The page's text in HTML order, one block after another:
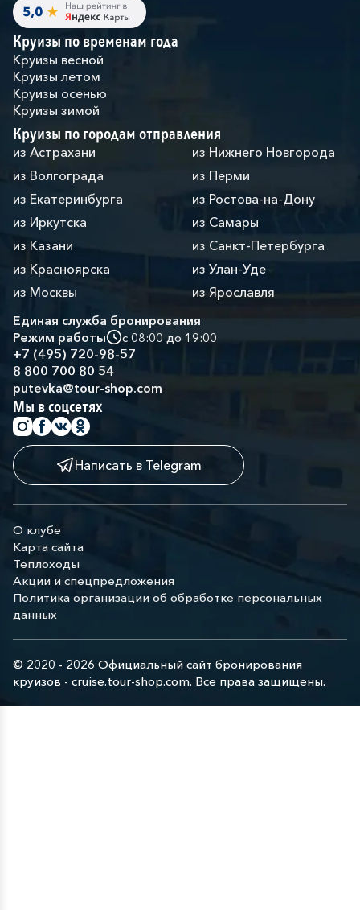
Круизы по временам года
Круизы весной
Круизы летом
Круизы осенью
Круизы зимой
Круизы по городам отправления
из Астрахани
из Волгограда
из Екатеринбурга
из Иркутска
из Казани
из Красноярска
из Москвы
из Нижнего Новгорода
из Перми
из Ростова-на-Дону
из Самары
из Санкт-Петербурга
из Улан-Уде
из Ярославля
Единая служба бронирования
Режим работы
с 08:00 до 19:00
+7 (495) 720-98-57
8 800 700 80 54
putevka@tour-shop.com
Мы в соцсетях
Написать в Telegram
О клубе
Карта сайта
Теплоходы
Акции и спецпредложения
Политика организации об обработке персональных
данных
© 2020 - 2026 Официальный сайт бронирования
круизов - cruise.tour-shop.com. Все права защищены.